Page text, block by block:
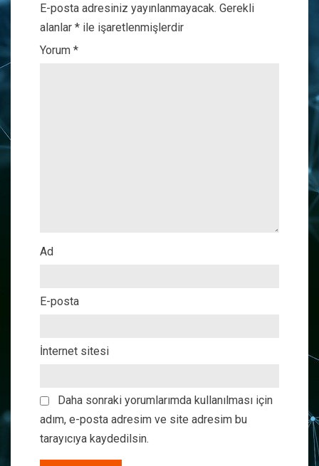
E-posta adresiniz yayınlanmayacak. Gerekli
alanlar * ile işaretlenmişlerdir
Yorum *
Ad
E-posta
İnternet sitesi
Daha sonraki yorumlarımda kullanılması için
adım, e-posta adresim ve site adresim bu
tarayıcıya kaydedilsin.